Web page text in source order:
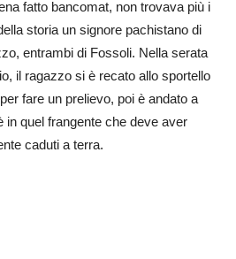
fatto bancomat, non trovava più i
storia un signore pachistano di
entrambi di Fossoli. Nella serata
il ragazzo si è recato allo sportello
fare un prelievo, poi è andato a
in quel frangente che deve aver
caduti a terra.